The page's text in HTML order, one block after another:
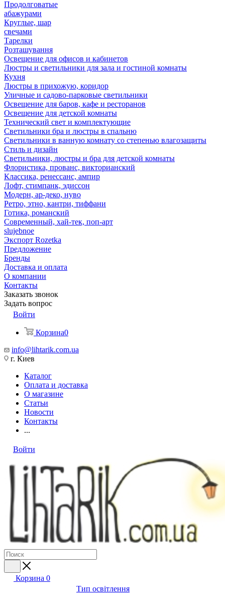
Продолговатые
абажурами
Круглые, шар
свечами
Тарелки
Розташування
Освещение для офисов и кабинетов
Люстры и светильники для зала и гостиной комнаты
Кухня
Люстры в прихожую, коридор
Уличные и садово-парковые светильники
Освещение для баров, кафе и ресторанов
Освещение для детской комнаты
Технический свет и комплектующие
Светильники бра и люстры в спальню
Светильники в ванную комнату со степенью влагозащиты
Стиль и дизайн
Светильники, люстры и бра для детской комнаты
Флористика, прованс, викторианский
Классика, ренессанс, ампир
Лофт, стимпанк, эдиссон
Модерн, ар-деко, нуво
Ретро, этно, кантри, тиффани
Готика, романский
Современный, хай-тек, поп-арт
slujebnoe
Экспорт Rozetka
Предложение
Бренды
Доставка и оплата
О компании
Контакты
Заказать звонок
Задать вопрос
Войти
Корзина0
info@lihtarik.com.ua
г. Киев
Каталог
Оплата и доставка
О магазине
Статьи
Новости
Контакты
...
Войти
Корзина 0
Тип освітлення